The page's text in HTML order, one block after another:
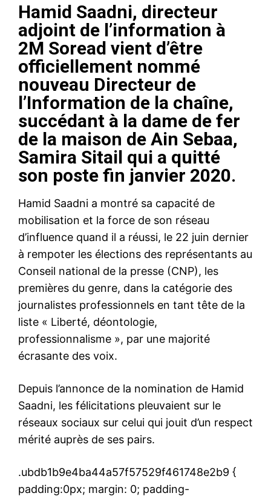
Hamid Saadni, directeur
adjoint de l’information à
2M Soread vient d’être
officiellement nommé
nouveau Directeur de
l’Information de la chaîne,
succédant à la dame de fer
de la maison de Ain Sebaa,
Samira Sitail qui a quitté
son poste fin janvier 2020.
Hamid Saadni a montré sa capacité de
mobilisation et la force de son réseau
d’influence quand il a réussi, le 22 juin dernier
à rempoter les élections des représentants au
Conseil national de la presse (CNP), les
premières du genre, dans la catégorie des
journalistes professionnels en tant tête de la
liste « Liberté, déontologie,
professionnalisme », par une majorité
écrasante des voix.
Depuis l’annonce de la nomination de Hamid
Saadni, les félicitations pleuvaient sur le
réseaux sociaux sur celui qui jouit d’un respect
mérité auprès de ses pairs.
.ubdb1b9e4ba44a57f57529f461748e2b9 {
padding:0px; margin: 0; padding-